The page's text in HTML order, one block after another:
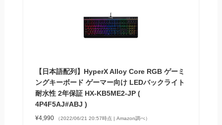
【日本語配列】HyperX Alloy Core RGB ゲーミ
ングキーボード ゲーマー向け LEDバックライト
耐水性 2年保証 HX-KB5ME2-JP (
4P4F5AJ#ABJ )
¥4,990 （2022/06/21 20:57時点 | Amazon調べ）